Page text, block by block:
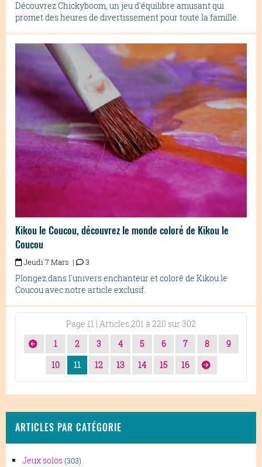
Découvrez Chickyboom, un jeu d'équilibre amusant qui
promet des heures de divertissement pour toute la famille.
Kikou le Coucou, découvrez le monde coloré de Kikou le
Coucou
Jeudi 7 Mars | 3
Plongez dans l'univers enchanteur et coloré de Kikou le
Coucou avec notre article exclusif.
Page 11 | Articles 201 à 220 sur 302
1
2 3 4 5 6 7 8
9
10
11 12 13 14 15 16
ARTICLES PAR CATÉGORIE
Jeux solos(303)